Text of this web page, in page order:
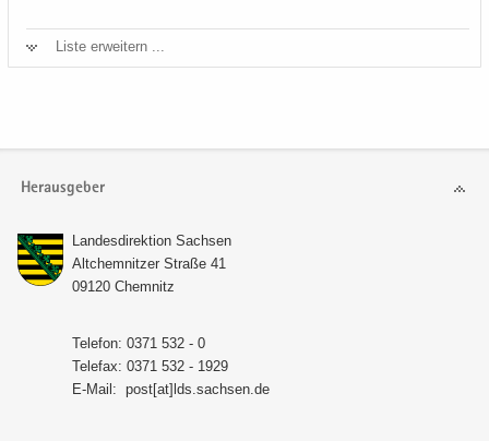
Liste er­wei­tern ...
Herausgeber
Lan­des­di­rek­ti­on Sach­sen
Alt­chem­nit­zer Stra­ße 41
09120 Chem­nitz
Te­le­fon: 0371 532 - 0
Te­le­fax: 0371 532 - 1929
E-​Mail: post[at]lds.sach­sen.de